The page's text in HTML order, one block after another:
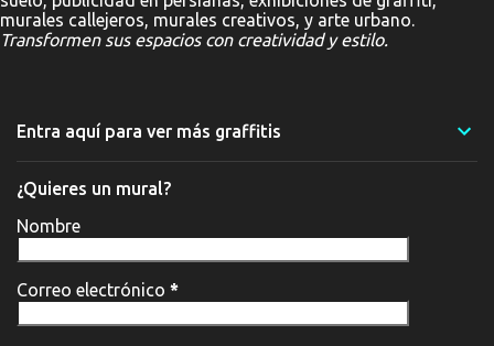
murales callejeros, murales creativos, y arte urbano.
Transformen sus espacios con creatividad y estilo.
Entra aquí para ver más graffitis
¿Quieres un mural?
Nombre
Correo electrónico *